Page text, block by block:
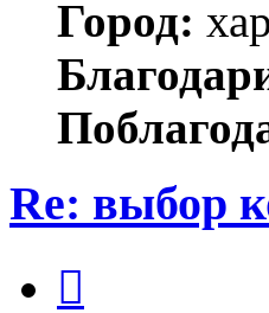
Город:
Re: выбор